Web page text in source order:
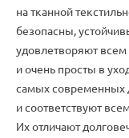
на тканной
безопасны,
удовлетворяют
и очень просты в
самых современных
и соответствуют
Их отличают